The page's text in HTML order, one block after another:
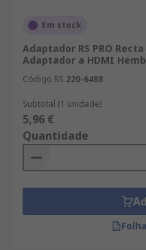
Em stock
Adaptador RS PRO
Adaptador a HDMI
Código RS 220-6488
Subtotal (1 unidade)
5,96 €
Quantidade